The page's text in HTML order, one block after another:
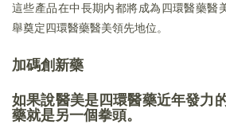
這些產品在中長期内都將成為四環醫藥醫
舉奠定四環醫藥醫美領先地位。
加碼創新藥
如果說醫美是四環醫藥近年發力
藥就是另一個拳頭。